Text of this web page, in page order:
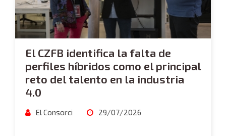
El CZFB identifica la falta de
perfiles híbridos como el principal
reto del talento en la industria
4.0
El Consorci 29/07/2026